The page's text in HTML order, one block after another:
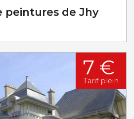
peintures de Jhy
7 €
Tarif plein